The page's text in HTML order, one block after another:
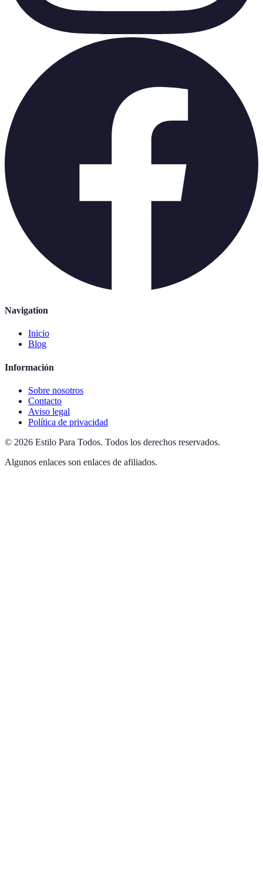
Navigation
Inicio
Blog
Información
Sobre nosotros
Contacto
Aviso legal
Política de privacidad
© 2026 Estilo Para Todos. Todos los derechos reservados.
Algunos enlaces son enlaces de afiliados.